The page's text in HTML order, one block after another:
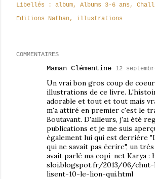
Libellés :
album Albums 3-6 ans
Editions Nathan
illustrations
COMMENTAIRES
Maman Clémentine 12
Un vrai bon gros coup de
illustrations de ce livre.
adorable et tout et tout mais
m'a attiré en premier c'est le
Boutavant. D'ailleurs, j'ai été
publications et je me suis
également lui qui est derrière
qui ne savait pas écrire", un
avait parlé ma copi-net Karya
sloi.blogspot.fr/2013/06/chut-
lisent-10-le-lion-qui.html